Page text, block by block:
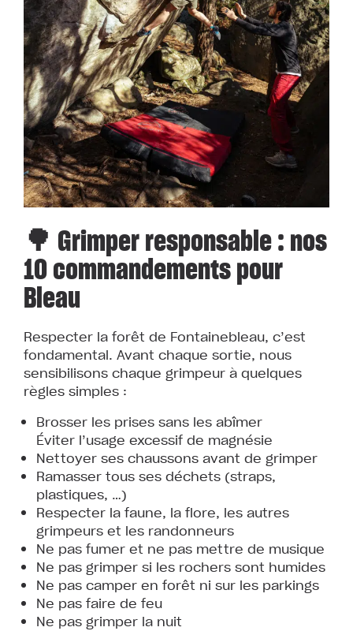
🌳 Grimper responsable : nos
10 commandements pour
Bleau
Respecter la forêt de Fontainebleau, c’est
fondamental. Avant chaque sortie, nous
sensibilisons chaque grimpeur à quelques
règles simples :
Brosser les prises sans les abîmer
Éviter l’usage excessif de magnésie
Nettoyer ses chaussons avant de grimper
Ramasser tous ses déchets (straps,
plastiques, …)
Respecter la faune, la flore, les autres
grimpeurs et les randonneurs
Ne pas fumer et ne pas mettre de musique
Ne pas grimper si les rochers sont humides
Ne pas camper en forêt ni sur les parkings
Ne pas faire de feu
Ne pas grimper la nuit